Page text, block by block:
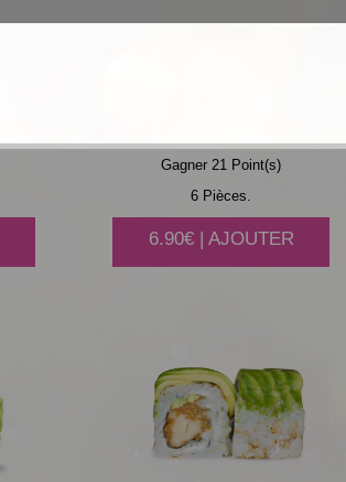
Gagner 21 Point(s)
6 Pièces.
6.90€ | AJOUTER